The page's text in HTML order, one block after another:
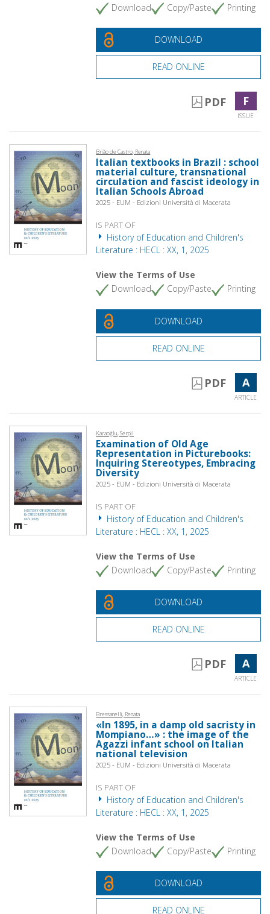
Download
Copy/Paste Printing
DOWNLOAD
READ ONLINE
PDF F
ISSUE
Brião de Castro, Renata
Italian textbooks in Brazil : school
material culture, transnational
circulation and fascist ideology in
Italian Schools Abroad
2025 - EUM - Edizioni Università di Macerata
IS PART OF
History of Education and Children's
Literature : HECL : XX, 1, 2025
View the Terms of Use
Download
Copy/Paste Printing
DOWNLOAD
READ ONLINE
PDF A
ARTICLE
Karaoğlu, Serpil
Examination of Old Age
Representation in Picturebooks:
Inquiring Stereotypes, Embracing
Diversity
2025 - EUM - Edizioni Università di Macerata
IS PART OF
History of Education and Children's
Literature : HECL : XX, 1, 2025
View the Terms of Use
Download
Copy/Paste Printing
DOWNLOAD
READ ONLINE
PDF A
ARTICLE
Bressanelli, Renata
«In 1895, in a damp old sacristy in
Mompiano…» : the image of the
Agazzi infant school on Italian
national television
2025 - EUM - Edizioni Università di Macerata
IS PART OF
History of Education and Children's
Literature : HECL : XX, 1, 2025
View the Terms of Use
Download
Copy/Paste Printing
DOWNLOAD
READ ONLINE